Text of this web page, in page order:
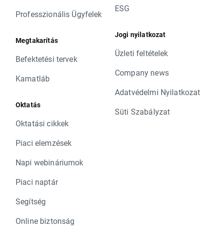
Professzionális Ügyfelek
Megtakarítás
Befektetési tervek
Kamatláb
Oktatás
Oktatási cikkek
Piaci elemzések
Napi webináriumok
Piaci naptár
Segítség
Online biztonság
ESG
Jogi nyilatkozat
Üzleti feltételek
Company news
Adatvédelmi Nyilatkozat
Süti Szabályzat